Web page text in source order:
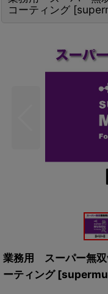
コーティング [
業務用 スーパー無
ーティング [